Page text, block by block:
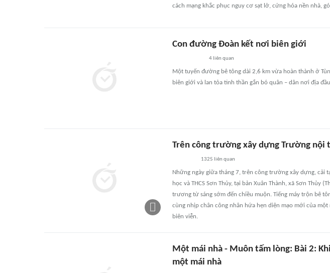
cách mạng khắc phục nguy cơ sạt lở, cứng hóa nền nhà,
Con đường Đoàn kết nơi biên giới
4liên quan
Một tuyến đường bê tông dài 2,6 km vừa hoàn thành ở
biên giới và lan tỏa tinh thần gắn bó quân – dân nơi địa
Trên công trường xây dựng Trường
1325 liên quan
Những ngày giữa tháng 7, trên công trường xây dựng, cải
học và THCS Sơn Thủy, tại bản Xuân Thành, xã Sơn Thủy
trương từ sáng sớm đến chiều muộn. Tiếng máy trộn bê
cùng nhịp chân công nhân hứa hẹn diện mạo mới của
biên viễn.
Một mái nhà - Muôn tấm lòng: Bài 2:
một mái nhà